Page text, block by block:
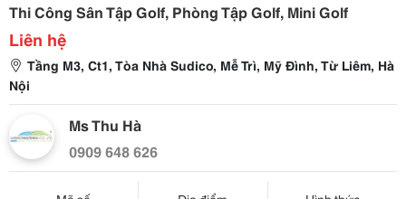
Thi Công Sân Tập Golf, Phòng Tập Golf, Mini Golf
Liên hệ
Tầng M3, Ct1, Tòa Nhà Sudico, Mễ Trì, Mỹ Đình, Từ Liêm, Hà
Nội
Ms Thu Hà
0909 648 626